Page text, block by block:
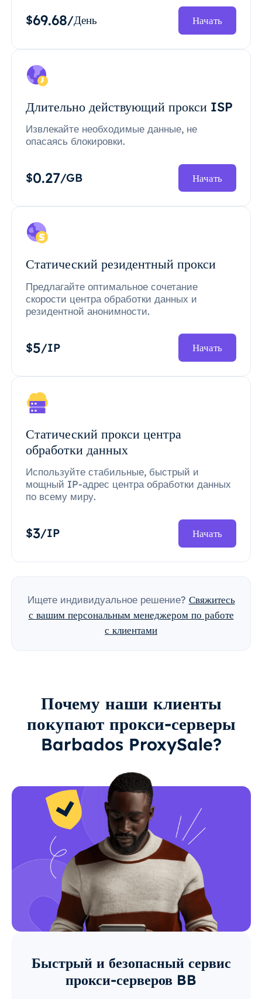
$69.68/День Начать
Длительно действующий прокси ISP
Извлекайте необходимые данные, не
опасаясь блокировки.
$0.27/GB Начать
Статический резидентный прокси
Предлагайте оптимальное сочетание
скорости центра обработки данных и
резидентной анонимности.
$5/IP Начать
Статический прокси центра
обработки данных
Используйте стабильные, быстрый и
мощный IP-адрес центра обработки данных
по всему миру.
$3/IP Начать
Ищете индивидуальное решение? Свяжитесь
с вашим персональным менеджером по работе
с клиентами
Почему наши клиенты
покупают прокси-серверы
Barbados ProxySale?
Быстрый и безопасный сервис
прокси-серверов BB